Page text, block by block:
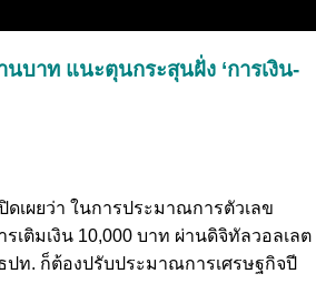
นบาท แนะตุนกระสุนฝั่ง ‘การเงิน-
เผยว่า ในการประมาณการตัวเลข
เติมเงิน 10,000 บาท ผ่านดิจิทัลวอลเลต
ปท. ก็ต้องปรับประมาณการเศรษฐกิจปี